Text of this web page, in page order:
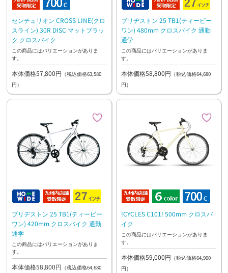
センチュリオン CROSS LINE(クロ
スライン) 30R DISC マットブラッ
ク クロスバイク
この商品にはバリエーションがありま
す。
本体価格57,800円 （税込価格63,580
円）
ブリヂストン 25 TB1(ティービー
ワン) 480mm クロスバイク 通勤
通学
この商品にはバリエーションがありま
す。
本体価格58,800円 （税込価格64,680
円）
ブリヂストン 25 TB1(ティービー
ワン) 420mm クロスバイク 通勤
通学
この商品にはバリエーションがありま
す。
本体価格58,800円 （税込価格64,680
!CYCLES C101! 500mm クロスバ
イク
この商品にはバリエーションがありま
す。
本体価格59,000円 （税込価格64,900
円）